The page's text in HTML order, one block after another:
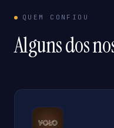
QUEM CONFIOU
Alguns dos